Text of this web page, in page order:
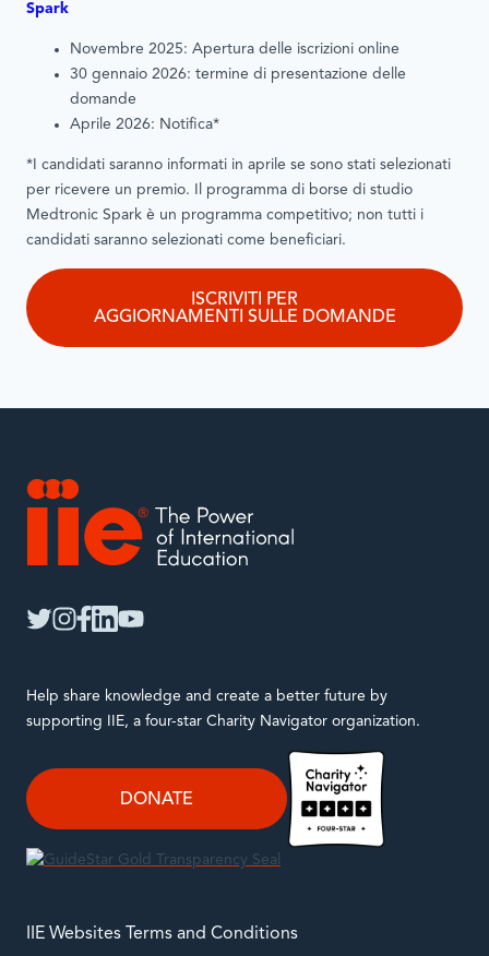
Spark
Novembre 2025: Apertura delle iscrizioni online
30 gennaio 2026: termine di presentazione delle
domande
Aprile 2026: Notifica*
*I candidati saranno informati in aprile se sono stati selezionati
per ricevere un premio. Il programma di borse di studio
Medtronic Spark è un programma competitivo; non tutti i
candidati saranno selezionati come beneficiari.
ISCRIVITI PER
AGGIORNAMENTI SULLE DOMANDE
Help share knowledge and create a better future by
supporting IIE, a four-star Charity Navigator organization.
DONATE
IIE Websites Terms and Conditions